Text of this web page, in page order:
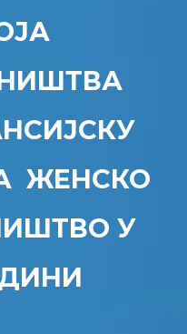
ЖЕНСКО
У